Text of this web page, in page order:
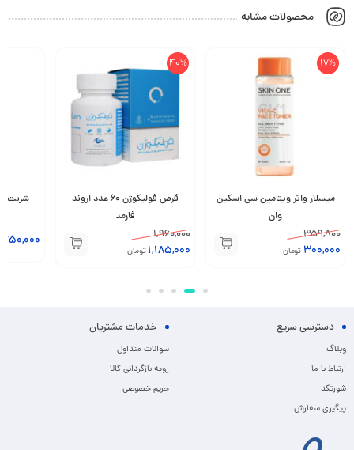
محصولات مشابه
17%
میسلار واتر ویتامین سی اسکین
وان
359,800
300,000 تومان
40%
قرص فولیکوژن 60 عدد اروند
فارمد
1,960,000
1,185,000 تومان
دسترسی سریع
وبلاگ
ارتباط با ما
شورتکد
پیگیری سفارش
خدمات مشتریان
سوالات متداول
رویه بازگردانی کالا
حریم خصوصی